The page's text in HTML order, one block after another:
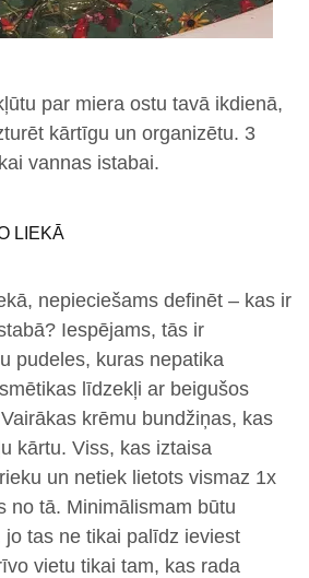
par miera ostu tavā ikdienā,
kārtīgu un organizētu. 3
vannas istabai.
LIEKĀ
nepieciešams definēt – kas ir
Iespējams, tās ir
pudeles, kuras nepatika
līdzekļi ar beigušos
krēmu bundžiņas, kas
kārtu. Viss, kas iztaisa
un netiek lietots vismaz 1x
no tā. Minimālismam būtu
jo tas ne tikai palīdz ieviest
vietu tikai tam, kas rada